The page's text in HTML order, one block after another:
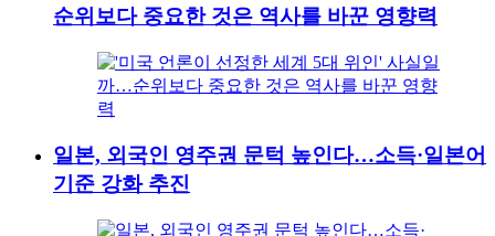
순위보다 중요한 것은 역사를 바꾼 영향력
일본, 외국인 영주권 문턱 높인다…소득·일본어
기준 강화 추진